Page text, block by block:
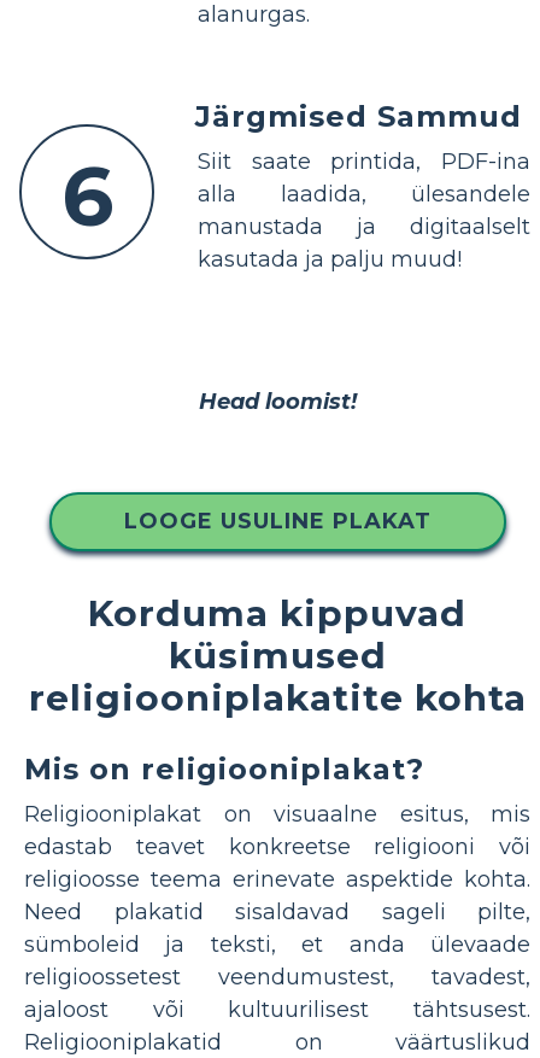
alanurgas.
6
Järgmised Sammud
Siit saate printida, PDF-ina
alla laadida, ülesandele
manustada ja digitaalselt
kasutada ja palju muud!
Head loomist!
LOOGE USULINE PLAKAT
Korduma kippuvad
küsimused
religiooniplakatite kohta
Mis on religiooniplakat?
Religiooniplakat on visuaalne esitus, mis
edastab teavet konkreetse religiooni või
religioosse teema erinevate aspektide kohta.
Need plakatid sisaldavad sageli pilte,
sümboleid ja teksti, et anda ülevaade
religioossetest veendumustest, tavadest,
ajaloost või kultuurilisest tähtsusest.
Religiooniplakatid on väärtuslikud